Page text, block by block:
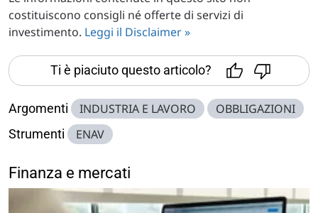
costituiscono consigli né offerte di servizi di
investimento. Leggi il Disclaimer »
Ti è piaciuto questo articolo?
Argomenti INDUSTRIA E LAVORO OBBLIGAZIONI
Strumenti ENAV
Finanza e mercati